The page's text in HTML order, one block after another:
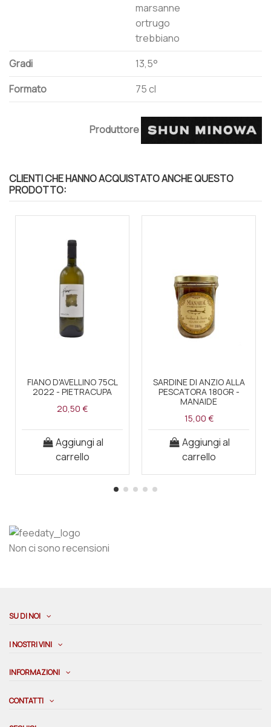
marsanne
ortrugo
trebbiano
Gradi
13,5°
Formato
75 cl
Produttore
CLIENTI CHE HANNO ACQUISTATO ANCHE QUESTO
PRODOTTO:
FIANO D'AVELLINO 75CL
2022 - PIETRACUPA
20,50 €
Aggiungi al
carrello
SARDINE DI ANZIO ALLA
PESCATORA 180GR -
MANAIDE
15,00 €
Aggiungi al
carrello
Non ci sono recensioni
SU DI NOI
I NOSTRI VINI
INFORMAZIONI
CONTATTI